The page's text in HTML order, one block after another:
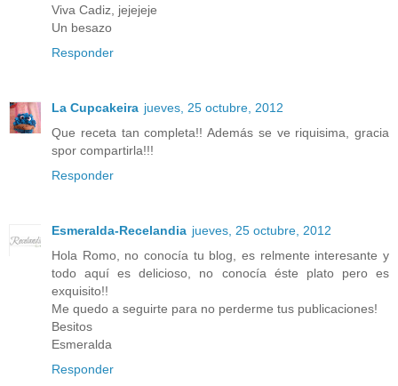
Viva Cadiz, jejejeje
Un besazo
Responder
La Cupcakeira jueves, 25 octubre, 2012
Que receta tan completa!! Además se ve riquisima, gracia
spor compartirla!!!
Responder
Esmeralda-Recelandia jueves, 25 octubre, 2012
Hola Romo, no conocía tu blog, es relmente interesante y
todo aquí es delicioso, no conocía éste plato pero es
exquisito!!
Me quedo a seguirte para no perderme tus publicaciones!
Besitos
Esmeralda
Responder